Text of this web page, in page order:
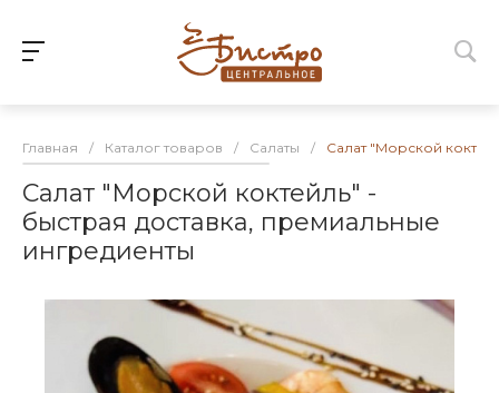
Главная / Каталог товаров / Салаты / Салат "Морской
Салат "Морской коктейль" -
быстрая доставка, премиальные
ингредиенты